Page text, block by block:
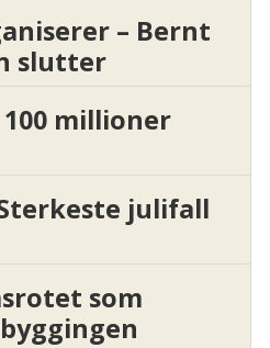
– Bernt
slutter
millioner
julifall
som